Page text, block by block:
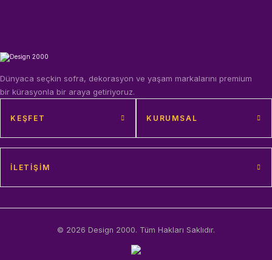
Dünyaca seçkin sofra, dekorasyon ve yaşam markalarını premium
bir kürasyonla bir araya getiriyoruz.
KEŞFET KURUMSAL
İLETIŞIM
© 2026 Design 2000. Tüm Hakları Saklıdır.